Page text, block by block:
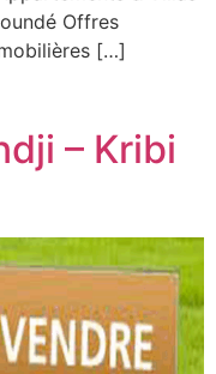
Offres
[…]
– Kribi